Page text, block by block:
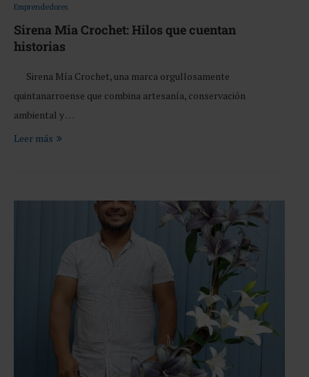
Emprendedores
Sirena Mia Crochet: Hilos que cuentan
historias
Sirena Mía Crochet, una marca orgullosamente
quintanarroense que combina artesanía, conservación
ambiental y …
Leer más